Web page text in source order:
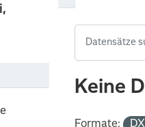
Keine
Formate: